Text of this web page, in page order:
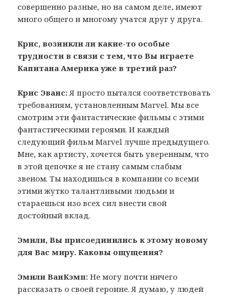
совершенно разные, но на самом деле, имеют
много общего и многому учатся друг у друга.
Крис, возникли ли какие-то особые
трудности в связи с тем, что Вы играете
Капитана Америка уже в третий раз?
Крис Эванс: Я просто пытался соответствовать
требованиям, установленным Marvel. Мы все
смотрим эти фантастические фильмы с этими
фантастическими героями. И каждый
следующий фильм Marvel лучше предыдущего.
Мне, как артисту, хочется быть уверенным, что
в этой цепочке я не стану самым слабым
звеном. Ты находишься в компании со всеми
этими жутко талантливыми людьми и
стараешься изо всех сил внести свой
достойный вклад.
Эмили, Вы присоединились к этому новому
для Вас миру. Каковы ощущения?
Эмили ВанКэмп: Не могу почти ничего
рассказать о своей героине. Я думаю, у людей